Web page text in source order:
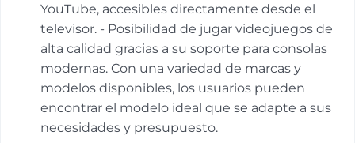
YouTube, accesibles directamente desde el
televisor. - Posibilidad de jugar videojuegos de
alta calidad gracias a su soporte para consolas
modernas. Con una variedad de marcas y
modelos disponibles, los usuarios pueden
encontrar el modelo ideal que se adapte a sus
necesidades y presupuesto.